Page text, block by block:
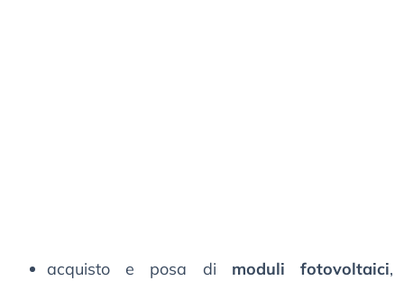
acquisto e posa di moduli fotovoltaici,